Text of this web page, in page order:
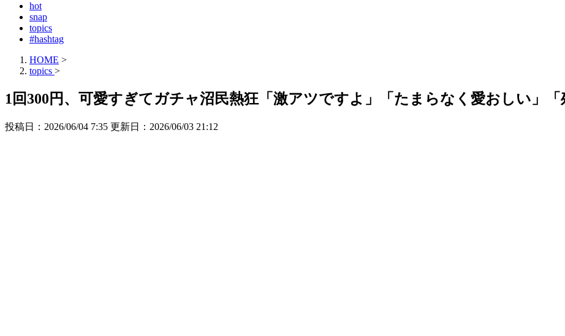
hot
snap
topics
#hashtag
HOME >
topics >
1回300円、可愛すぎてガチャ沼民熱狂「激アツですよ」「たまらなく愛おしい」「
投稿日：2026/06/04 7:35 更新日： 2026/06/03 21:12